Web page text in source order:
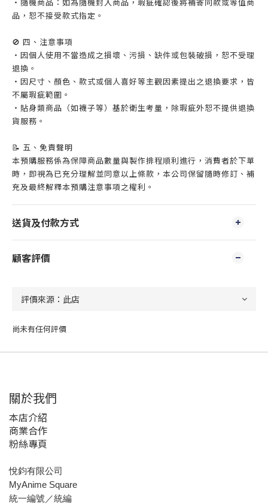
品，恕不接受款式指定。
🚫 四、注意事項
・因個人使用不當造成之損壞、污損、缺件或包裝破損，恕不受理
退換。
・因尺寸、顏色、款式或個人喜好等主觀因素提出之退換要求，皆
不屬瑕疵範圍。
・貼身類商品（如襪子等）基於衛生考量，除瑕疵外恕不提供退換
貨服務。
📝 五、免責聲明
本預購服務係為保障商品數量與製作排程順利進行，消費者於下單
時，即視為已充分理解並同意以上條款，本公司保留隨時修訂、補
充及最終解釋本預購注意事項之權利。
送貨及付款方式
顧客評價
尚未有任何評價
關於我們
本店介紹
商業合作
粉絲專頁
悅鈞有限公司
MyAnime Square
統一編號／統編